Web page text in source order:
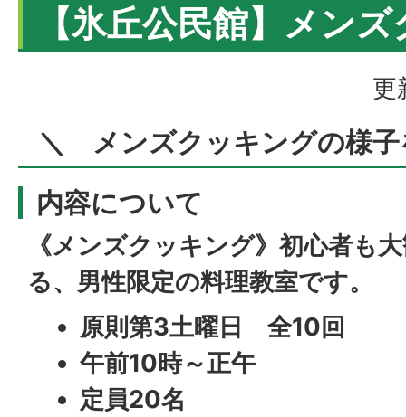
【氷丘公民館】メン
更
＼
メンズクッキングの様
内容について
《メンズクッキング》初心者も
る、男性限定の料理教室です。
原則第3土曜日 全10回
午前10時～正午
定員20名